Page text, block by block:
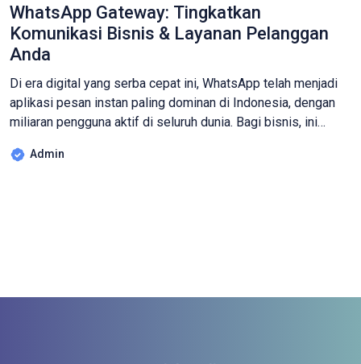
WhatsApp Gateway: Tingkatkan
Komunikasi Bisnis & Layanan Pelanggan
Anda
Di era digital yang serba cepat ini, WhatsApp telah menjadi
aplikasi pesan instan paling dominan di Indonesia, dengan
miliaran pengguna aktif di seluruh dunia. Bagi bisnis, ini
kanal emas untuk terhubung dengan pelanggan secara
Admin